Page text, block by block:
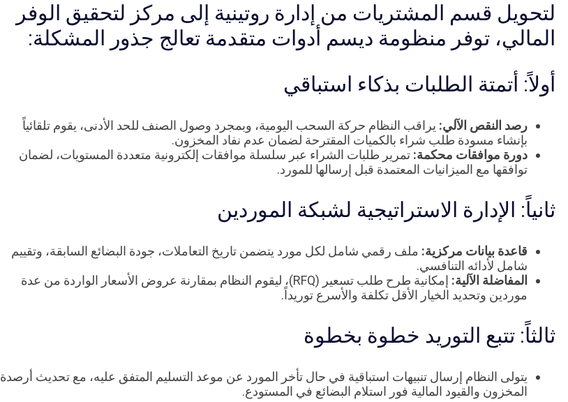
لتحويل قسم المشتريات من إدارة روتينية إلى مركز لتحقيق الوفر
المالي، توفر منظومة ديسم أدوات متقدمة تعالج جذور المشكلة:
أولاً: أتمتة الطلبات بذكاء استباقي
رصد النقص الآلي: يراقب النظام حركة السحب اليومية، وبمجرد وصول الصنف للحد الأدنى، يقوم تلقائياً
بإنشاء مسودة طلب شراء بالكميات المقترحة لضمان عدم نفاد المخزون.
دورة موافقات محكمة: تمرير طلبات الشراء عبر سلسلة موافقات إلكترونية متعددة المستويات، لضمان
توافقها مع الميزانيات المعتمدة قبل إرسالها للمورد.
ثانياً: الإدارة الاستراتيجية لشبكة الموردين
قاعدة بيانات مركزية: ملف رقمي شامل لكل مورد يتضمن تاريخ التعاملات، جودة البضائع السابقة، وتقييم
شامل لأدائه التنافسي.
المفاضلة الآلية:
إمكانية طرح طلب تسعير (RFQ)، ليقوم النظام بمقارنة عروض الأسعار الواردة من عدة
موردين وتحديد الخيار الأقل تكلفة والأسرع توريداً.
ثالثاً: تتبع التوريد خطوة بخطوة
يتولى النظام إرسال تنبيهات استباقية في حال تأخر المورد عن موعد التسليم المتفق عليه، مع تحديث أرصدة
المخزون والقيود المالية فور استلام البضائع في المستودع.